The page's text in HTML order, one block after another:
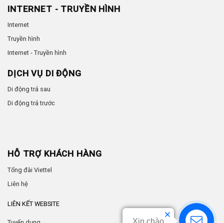
INTERNET - TRUYỀN HÌNH
Internet
Truyền hình
Internet - Truyền hình
DỊCH VỤ DI ĐỘNG
Di động trả sau
Di động trả trước
HỖ TRỢ KHÁCH HÀNG
Tổng đài Viettel
Liên hệ
LIÊN KẾT WEBSITE
Xin chào